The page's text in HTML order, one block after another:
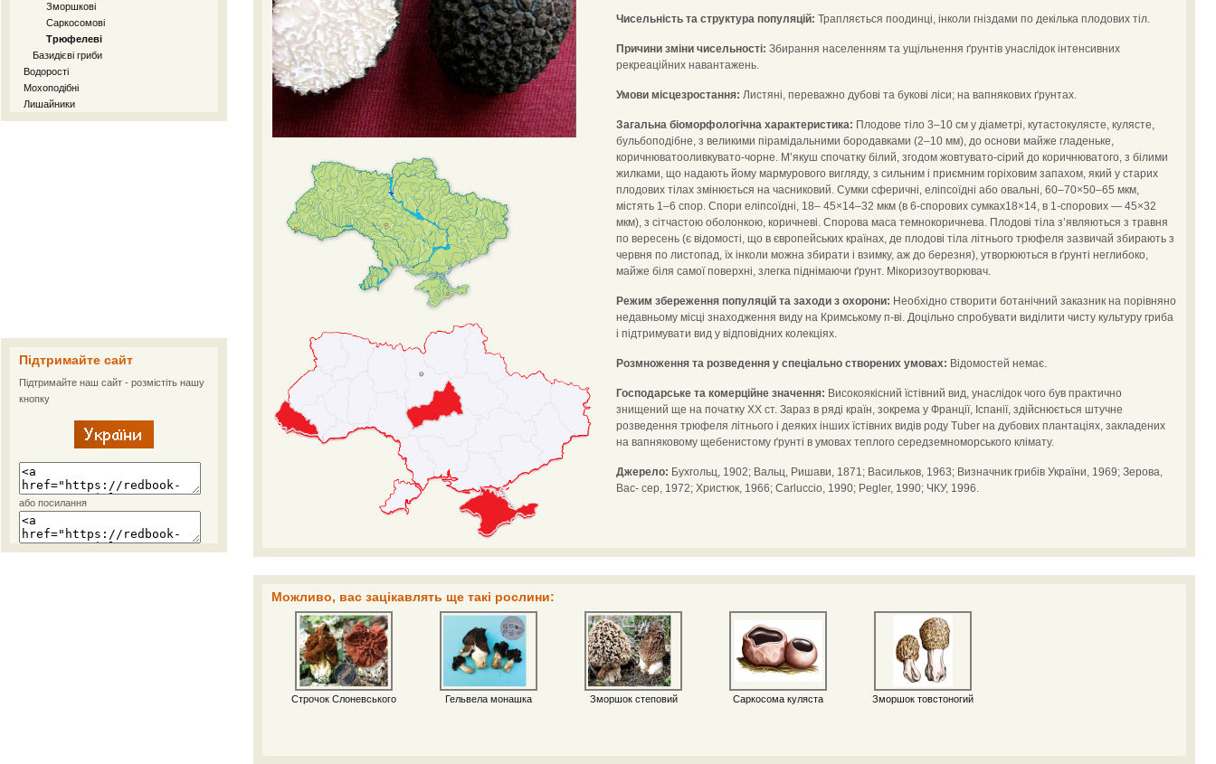
Зморшкові
Саркосомові
Трюфелеві
Базидієві гриби
Водорості
Мохоподібні
Лишайники
Підтримайте сайт
Підтримайте наш сайт - розмістіть нашу
кнопку
або посилання
Чисельність та структура популяцій: Трапляється поодинці, інколи гніздами по декілька плодових тіл.
Причини зміни чисельності: Збирання населенням та ущільнення ґрунтів унаслідок інтенсивних
рекреаційних навантажень.
Умови місцезростання: Листяні, переважно дубові та букові ліси; на вапнякових ґрунтах.
Загальна біоморфологічна характеристика: Плодове тіло 3–10 см у діаметрі, кутастокулясте, кулясте,
бульбоподібне, з великими пірамідальними бородавками (2–10 мм), до основи майже гладеньке,
коричнюватооливкувато-чорне. М’якуш спочатку білий, згодом жовтувато-сірий до коричнюватого, з білими
жилками, що надають йому мармурового вигляду, з сильним і приємним горіховим запахом, який у старих
плодових тілах змінюється на часниковий. Сумки сферичні, еліпсоїдні або овальні, 60–70×50–65 мкм,
містять 1–6 спор. Спори еліпсоїдні, 18– 45×14–32 мкм (в 6-спорових сумках18×14, в 1-спорових — 45×32
мкм), з сітчастою оболонкою, коричневі. Спорова маса темнокоричнева. Плодові тіла з’являються з травня
по вересень (є відомості, що в європейських країнах, де плодові тіла літнього трюфеля зазвичай збирають з
червня по листопад, їх інколи можна збирати і взимку, аж до березня), утворюються в ґрунті неглибоко,
майже біля самої поверхні, злегка піднімаючи ґрунт. Мікоризоутворювач.
Режим збереження популяцій та заходи з охорони: Необхідно створити ботанічний заказник на порівняно
недавньому місці знаходження виду на Кримському п-ві. Доцільно спробувати виділити чисту культуру гриба
і підтримувати вид у відповідних колекціях.
Розмноження та розведення у спеціально створених умовах: Відомостей немає.
Господарське та комерційне значення: Високоякісний їстівний вид, унаслідок чого був практично
знищений ще на початку XX ст. Зараз в ряді країн, зокрема у Франції, Іспанії, здійснюється штучне
розведення трюфеля літнього і деяких інших їстівних видів роду Tuber на дубових плантаціях, закладених
на вапняковому щебенистому ґрунті в умовах теплого середземноморського клімату.
Джерело: Бухгольц, 1902; Вальц, Ришави, 1871; Васильков, 1963; Визначник грибів України, 1969; Зерова,
Вас- сер, 1972; Христюк, 1966; Carluccio, 1990; Pegler, 1990; ЧКУ, 1996.
Можливо, вас зацікавлять ще такі рослини:
Строчок Слоневського Гельвела монашка Зморшок степовий Саркосома куляста Зморшок товстоногий